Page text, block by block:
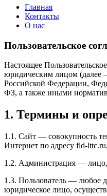
Главная
Контакты
О нас
Пользовательское
Настоящее
юридическим лицом (далее
Российской Федерации,
ФЗ, а также иными
1. Термины и
1.1. Сайт — совокупность
Интернет по адресу fld-
1.2. Администрация — лицо,
1.3. Пользователь — любое
юридическое лицо,